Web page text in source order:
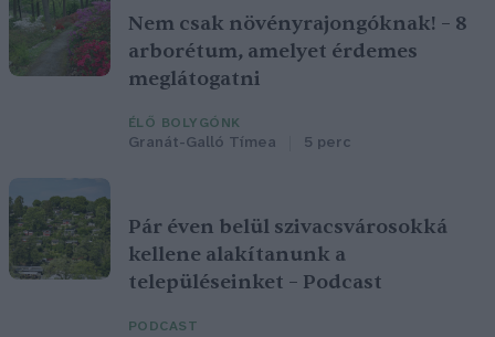
Nem csak növényrajongóknak! – 8
arborétum, amelyet érdemes
meglátogatni
ÉLŐ BOLYGÓNK
Granát-Galló Tímea 5 perc
Pár éven belül szivacsvárosokká
kellene alakítanunk a
településeinket – Podcast
PODCAST